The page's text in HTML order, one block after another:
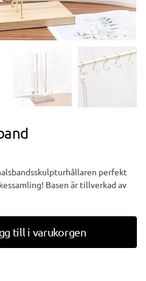
perfekt
Basen är tillverkad av
till i varukorgen